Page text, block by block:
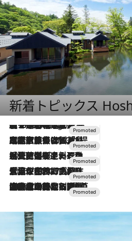
新着トピックス
5 Hours Ago
【トンボの足水浴】ヒノキの香りに包まれて涼感マックス！約13℃の湧水かけ流しを避暑地「星野温泉 トンボの湯」で体験
2026.7.31
【ホテル帰省】という選択肢をOMOが提案。家族とほどよい距離を保つには「昼は実家、夜は気兼ねなくホテルで！」
2026.7.24
【夏限定ディナーコース】旬を迎える稚鮎や花ズッキーニなどをイタリア・トスカーナの郷土料理の手法で満喫！
2026.7.17
「土佐和ハーブかき氷」がOMO7高知に登場！生姜、山椒、大葉など目にも舌にも涼を呼ぶ郷土の味
2026.7.10
NEW OPEN！【界 草津】名湯の地に誕生。趣の異なる2種の温泉と上州ならではの会席・蕎麦割烹など美食を味わう究極の癒やし旅